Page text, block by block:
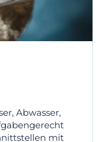
Abwasser,
mit